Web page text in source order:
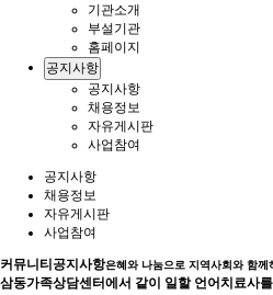
기관소개
부설기관
홈페이지
공지사항
공지사항
채용정보
자유게시판
사업참여
공지사항
채용정보
자유게시판
사업참여
커뮤니티 공지사항은혜와 나눔으로 지역사회와 함
삼동가족상담센터에서 같이 일할 언어치료사